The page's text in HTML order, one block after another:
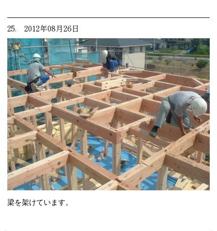
25. 2012年08月26日
梁を架けています。